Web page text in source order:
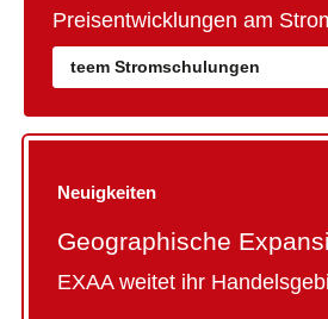
Preisentwicklungen am
teem Stromschulungen
Neuigkeiten
Geographische
EXAA weitet ihr